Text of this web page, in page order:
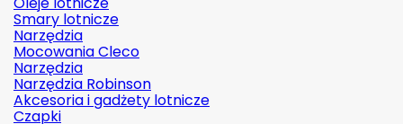
Smary lotnicze
Narzędzia
Mocowania Cleco
Narzędzia
Narzędzia Robinson
Akcesoria i gadżety lotnicze
Czapki